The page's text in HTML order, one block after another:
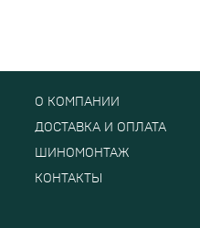
О КОМПАНИИ
ДОСТАВКА И ОПЛАТА
ШИНОМОНТАЖ
КОНТАКТЫ